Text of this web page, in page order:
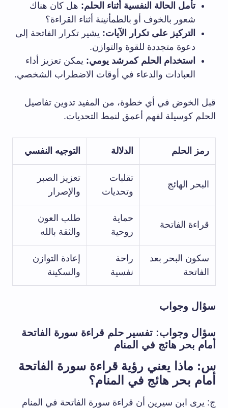
تأمل الحالة النفسية أثناء الحلم: هل كان هناك
شعور بالخوف أو بالطمأنينة أثناء القراءة؟
التركيز على تكرار الآيات: يشير تكرار الفاتحة إلى
دعوة متجددة للقوة والتوازن.
استخدام الحلم كمرشد يومي: يمكن تعزيز أداء
العبادات والدعاء في أوقات الاضطراب الشخصي.
قبل الخوض في أي خطوة، من المفيد تدوين تفاصيل
الحلم كوسيلة لفهم أعمق لنمط التحديات.
رمز الحلم الدلالة التوجيه النفسي
البحر الهائج
تقلبات
وتحديات
تعزيز الصبر
والإصرار
قراءة الفاتحة
حماية
روحية
طلب العون
والثقة بالله
سكون البحر بعد
الفاتحة
راحة
نفسية
إعادة التوازن
والسكينة
سؤال وجواب
سؤال وجواب: تفسير حلم قراءة سورة الفاتحة
أمام بحر هائج في المنام
س: ماذا يعني رؤية قراءة سورة الفاتحة
أمام بحر هائج في المنام؟
ج: يرى ابن سيرين أن قراءة سورة الفاتحة في المنام